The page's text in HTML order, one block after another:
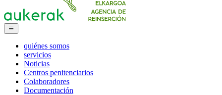
quiénes somos
servicios
Noticias
Centros penitenciarios
Colaboradores
Documentación